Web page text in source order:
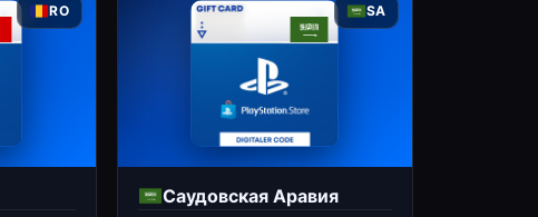
RO SA
Саудовская Аравия